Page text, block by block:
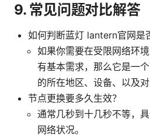
9. 常见问题对比解答
如何判断蓝灯 lantern官网是
如果你需要在受限网络环
有基本需求，那么它是一
的所在地区、设备、以及对
节点更换要多久生效？
通常几秒到十几秒不等，
网络状况。